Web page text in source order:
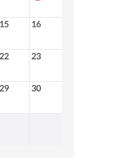
15 16
22 23
29 30